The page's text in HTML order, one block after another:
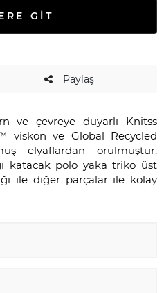
GİT
Paylaş
ve çevreye duyarlı Knitss
viskon ve Global Recycled
elyaflardan örülmüştür.
katacak polo yaka triko üst
ile diğer parçalar ile kolay